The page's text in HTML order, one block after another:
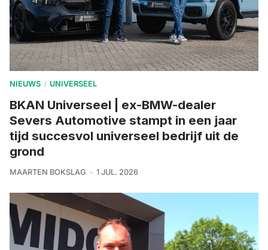
NIEUWS / UNIVERSEEL
BKAN Universeel | ex-BMW-dealer
Severs Automotive stampt in een jaar
tijd succesvol universeel bedrijf uit de
grond
MAARTEN BOKSLAG 1 JUL. 2026